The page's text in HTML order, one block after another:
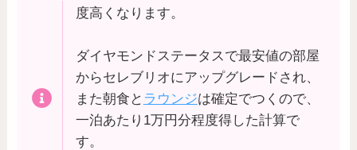
度高くなります。
ダイヤモンドステータスで最安値の部屋
からセレブリオにアップグレードされ、
また朝食と ラウンジは確定でつくので、
一泊あたり1万円分程度得した計算で
す。